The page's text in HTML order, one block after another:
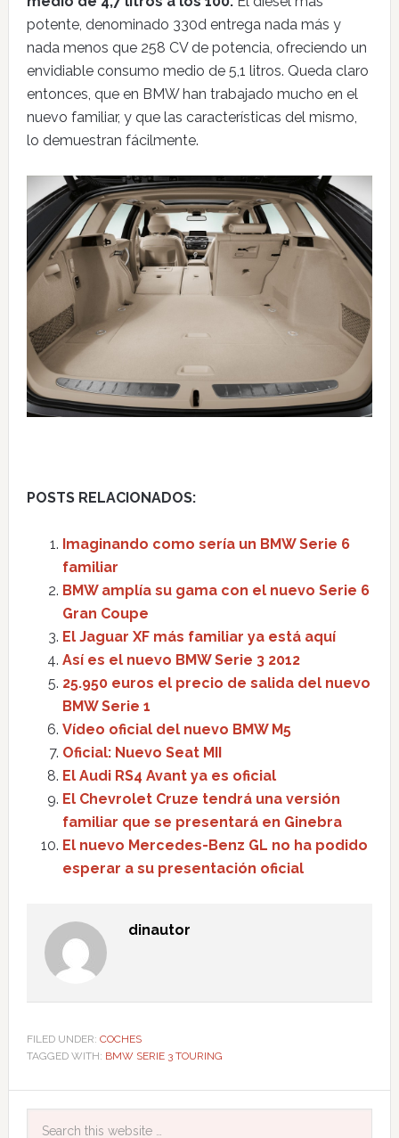
potente, denominado 330d entrega nada más y
nada menos que 258 CV de potencia, ofreciendo un
envidiable consumo medio de 5,1 litros. Queda claro
entonces, que en BMW han trabajado mucho en el
nuevo familiar, y que las características del mismo,
lo demuestran fácilmente.
POSTS RELACIONADOS:
Imaginando como sería un BMW Serie 6
familiar
BMW amplía su gama con el nuevo Serie 6
Gran Coupe
El Jaguar XF más familiar ya está aquí
Así es el nuevo BMW Serie 3 2012
25.950 euros el precio de salida del nuevo
BMW Serie 1
Vídeo oficial del nuevo BMW M5
Oficial: Nuevo Seat MII
El Audi RS4 Avant ya es oficial
El Chevrolet Cruze tendrá una versión
familiar que se presentará en Ginebra
El nuevo Mercedes-Benz GL no ha podido
esperar a su presentación oficial
dinautor
FILED UNDER: COCHES
TAGGED WITH: BMW SERIE 3 TOURING